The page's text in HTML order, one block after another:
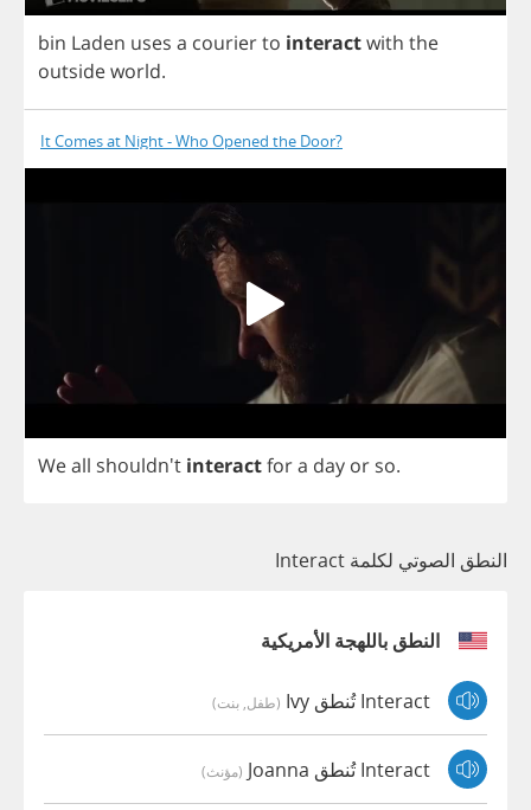
bin Laden uses a courierto interactwith the
outsideworld.
It Comes at Night - Who Opened the Door?
Weall shouldn't interactfora day or so.
النطق الصوتي لكلمة Interact
النطق باللهجة الأمريكية
Interact تُنطق Ivy (طفل, بنت)
Interact تُنطق Joanna (مؤنث)